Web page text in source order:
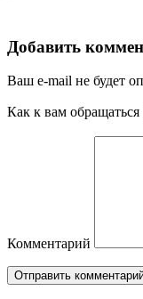
Добавить
Ваш e-mail не будет
Как к вам обращаться
Комментарий